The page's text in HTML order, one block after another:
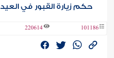
حكم زيارة القبور في العيد
101186
220614